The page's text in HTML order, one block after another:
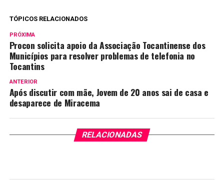
TÓPICOS RELACIONADOS
PRÓXIMA
Procon solicita apoio da Associação Tocantinense dos
Municípios para resolver problemas de telefonia no
Tocantins
ANTERIOR
Após discutir com mãe, Jovem de 20 anos sai de casa e
desaparece de Miracema
RELACIONADAS